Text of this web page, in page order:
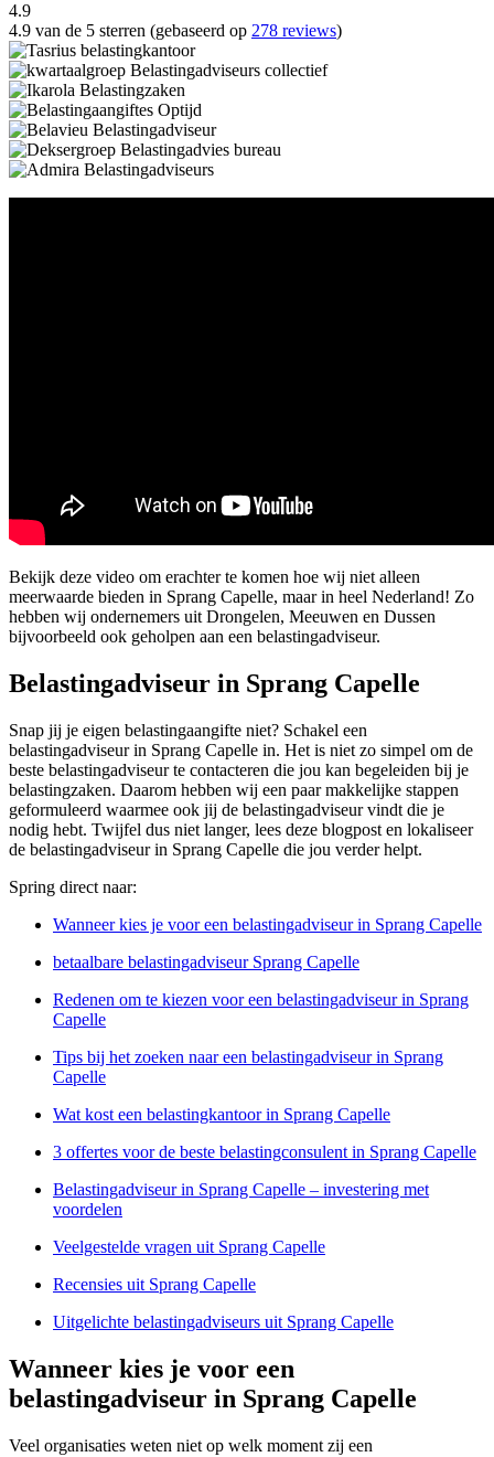
4.9
4.9 van de 5 sterren (gebaseerd op 278 reviews)
Bekijk deze video om erachter te komen hoe wij niet alleen
meerwaarde bieden in Sprang Capelle, maar in heel Nederland! Zo
hebben wij ondernemers uit Drongelen, Meeuwen en Dussen
bijvoorbeeld ook geholpen aan een belastingadviseur.
Belastingadviseur in Sprang Capelle
Snap jij je eigen belastingaangifte niet? Schakel een
belastingadviseur in Sprang Capelle in. Het is niet zo simpel om de
beste belastingadviseur te contacteren die jou kan begeleiden bij je
belastingzaken. Daarom hebben wij een paar makkelijke stappen
geformuleerd waarmee ook jij de belastingadviseur vindt die je
nodig hebt. Twijfel dus niet langer, lees deze blogpost en lokaliseer
de belastingadviseur in Sprang Capelle die jou verder helpt.
Spring direct naar:
Wanneer kies je voor een belastingadviseur in Sprang Capelle
betaalbare belastingadviseur Sprang Capelle
Redenen om te kiezen voor een belastingadviseur in Sprang
Capelle
Tips bij het zoeken naar een belastingadviseur in Sprang
Capelle
Wat kost een belastingkantoor in Sprang Capelle
3 offertes voor de beste belastingconsulent in Sprang Capelle
Belastingadviseur in Sprang Capelle – investering met
voordelen
Veelgestelde vragen uit Sprang Capelle
Recensies uit Sprang Capelle
Uitgelichte belastingadviseurs uit Sprang Capelle
Wanneer kies je voor een
belastingadviseur in Sprang Capelle
Veel organisaties weten niet op welk moment zij een